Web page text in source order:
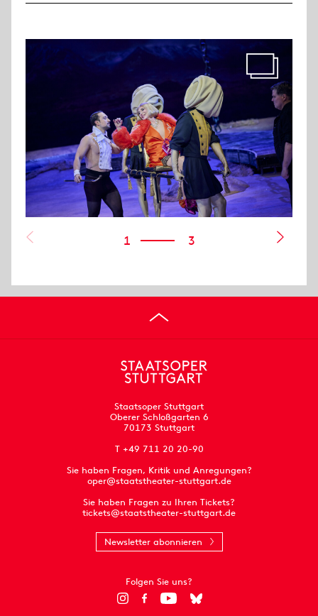
1 3
Staatsoper Stuttgart
Oberer Schloßgarten 6
70173 Stuttgart
T +49 711 20 20-90
Sie haben Fragen, Kritik und Anregungen?
oper@staatstheater-stuttgart.de
Sie haben Fragen zu Ihren Tickets?
tickets@staatstheater-stuttgart.de
Newsletter abonnieren
Folgen Sie uns?